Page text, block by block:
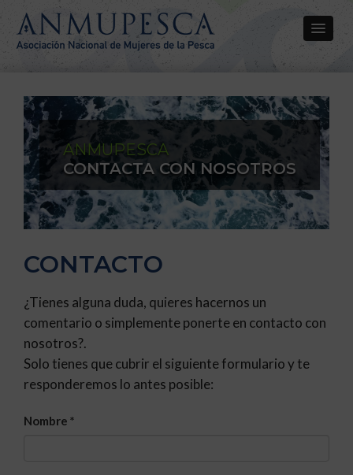
ANMUPESCA
CONTACTA CON NOSOTROS
CONTACTO
¿Tienes alguna duda, quieres hacernos un
comentario o simplemente ponerte en contacto con
nosotros?.
Solo tienes que cubrir el siguiente formulario y te
responderemos lo antes posible:
Nombre *